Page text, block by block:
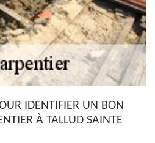
IDENTIFIER UN BON
À TALLUD SAINTE